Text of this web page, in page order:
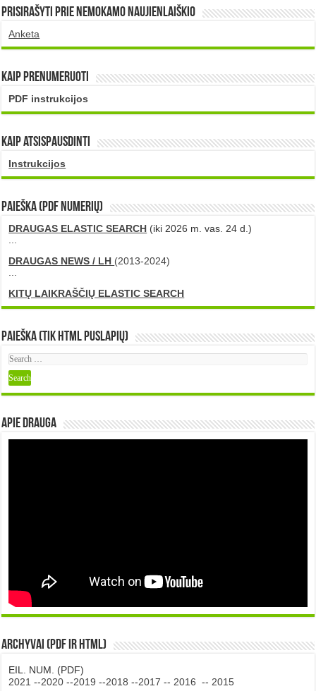
Prisirašyti prie nemokamo naujienlaiškio
Anketa
Kaip prenumeruoti
PDF instrukcijos
Kaip atsispausdinti
Instrukcijos
PAIEŠKA (PDF numerių)
DRAUGAS ELASTIC SEARCH (iki 2026 m. vas. 24 d.)
DRAUGAS NEWS / LH (2013-2024)
KITŲ LAIKRAŠČIŲ ELASTIC SEARCH
Paieška (tik HTML puslapių)
Apie DRAUGA
Archyvai (PDF ir HTML)
EIL. NUM. (PDF)
2021 --2020 --2019 --2018 --2017 --2016 --2015